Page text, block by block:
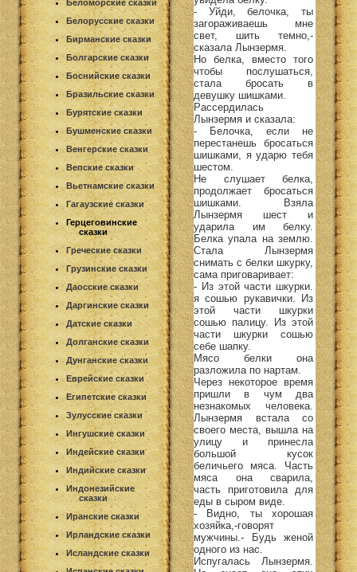
Беломорские сказки
Белорусские сказки
Бирманские сказки
Болгарские сказки
Боснийские сказки
Бразильские сказки
Бурятские сказки
Бушменские сказки
Венгерские сказки
Вепские сказки
Вьетнамские сказки
Гагаузские сказки
Герцеговинские
сказки
Греческие сказки
Грузинские сказки
Даосские сказки
Даргинские сказки
Датские сказки
Долганские сказки
Дунганские сказки
Еврейские сказки
Египетские сказки
Зулусские сказки
Ингушские сказки
Индейские сказки
Индийские сказки
Индонезийские
сказки
Иранские сказки
Ирландские сказки
Исландские сказки
- Уйди, белочка, ты
загораживаешь мне
свет, шить темно,-
сказала Лынзермя.
Но белка, вместо того
чтобы послушаться,
стала бросать в
девушку шишками.
Рассердилась
Лынзермя и сказала:
- Белочка, если не
перестанешь бросаться
шишками, я ударю тебя
шестом.
Не слушает белка,
продолжает бросаться
шишками. Взяла
Лынзермя шест и
ударила им белку.
Белка упала на землю.
Стала Лынзермя
снимать с белки шкурку,
сама приговаривает:
- Из этой части шкурки.
я сошью рукавички. Из
этой части шкурки
сошью палицу. Из этой
части шкурки сошью
себе шапку.
Мясо белки она
разложила по нартам.
Через некоторое время
пришли в чум два
незнакомых человека.
Лынзермя встала со
своего места, вышла на
улицу и принесла
большой кусок
беличьего мяса. Часть
мяса она сварила,
часть приготовила для
еды в сыром виде.
- Видно, ты хорошая
хозяйка,-говорят
мужчины.- Будь женой
одного из нас.
Испугалась Лынзермя.